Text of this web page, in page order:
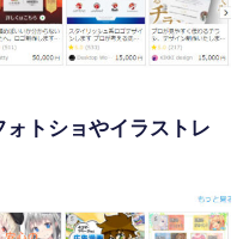
トショやイラストレ